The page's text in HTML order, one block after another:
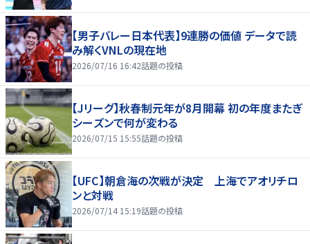
【男子バレー日本代表】9連勝の価値 データで読
み解くVNLの現在地
2026/07/16 16:42話題の投稿
【Jリーグ】秋春制元年が8月開幕 初の年度またぎ
シーズンで何が変わる
2026/07/15 15:55話題の投稿
【UFC】朝倉海の次戦が決定 上海でアオリチロ
ンと対戦
2026/07/14 15:19話題の投稿